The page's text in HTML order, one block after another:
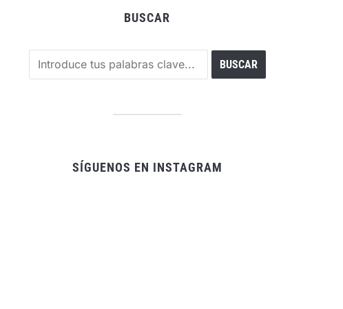
BUSCAR
SÍGUENOS EN INSTAGRAM